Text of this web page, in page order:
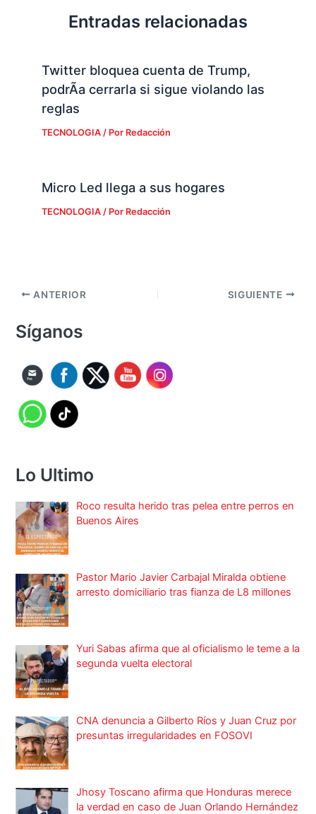
Entradas relacionadas
Twitter bloquea cuenta de Trump,
podrÃ­a cerrarla si sigue violando las
reglas
TECNOLOGIA/ Por Redacción
Micro Led llega a sus hogares
TECNOLOGIA/ Por Redacción
ANTERIOR SIGUIENTE
Síganos
Lo Ultimo
Roco resulta herido tras pelea entre perros en
Buenos Aires
Pastor Mario Javier Carbajal Miralda obtiene
arresto domiciliario tras fianza de L8 millones
Yuri Sabas afirma que al oficialismo le teme a la
segunda vuelta electoral
CNA denuncia a Gilberto Ríos y Juan Cruz por
presuntas irregularidades en FOSOVI
Jhosy Toscano afirma que Honduras merece
la verdad en caso de Juan Orlando Hernández